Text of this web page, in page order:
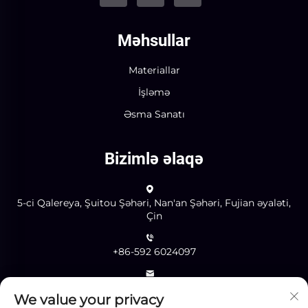
Məhsullar
Materiallar
İşləmə
Əsma Sanatı
Bizimlə əlaqə
5-ci Qalereya, Şuitou Şəhəri, Nan'an Şəhəri, Fujian əyaləti,
Çin
+86-592 6024097
We value your privacy